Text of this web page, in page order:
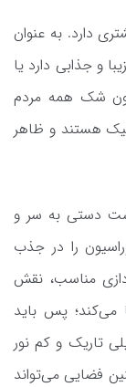
دارد. به عنوان
و جذابی دارد یا
شک همه مردم
هستند و ظاهر
دستی به سر و
را در جذب
مناسب، نقش
پس باید
تاریک و کم نور
فضایی می‌تواند